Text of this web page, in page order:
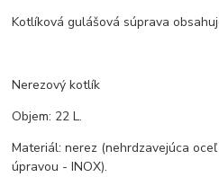
Kotlíková gulášová súprava
Nerezový kotlík
Objem: 22 L.
Materiál: nerez (nehrdzavejúca
úpravou - INOX).